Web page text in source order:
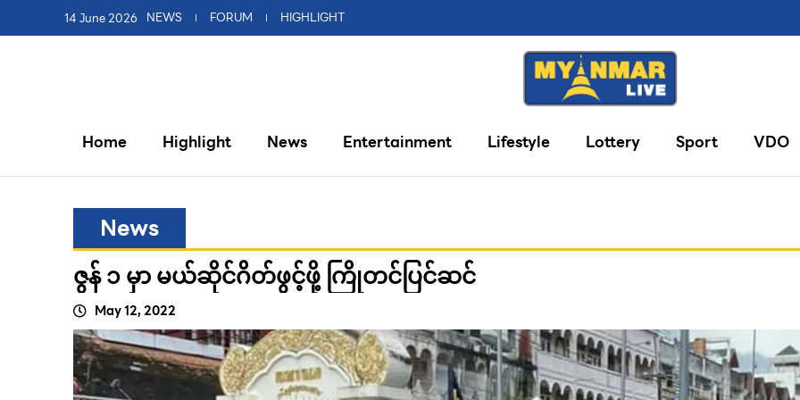
14 June 2026 NEWS FORUM HIGHLIGHT
Home Highlight News Entertainment Lifestyle Lottery Sport VDO
News
ဇွန် ၁ မှာ မယ်ဆိုင်ဂိတ်ဖွင့်ဖို့ ကြိုတင်ပြင်ဆင်
May 12, 2022